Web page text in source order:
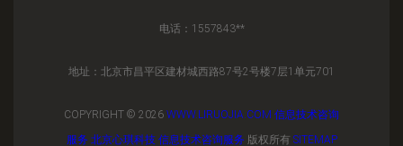
电话：1557843**
地址：北京市昌平区建材城西路87号2号楼7层1单元701
COPYRIGHT © 2026 WWW.LIRUOJIA.COM 信息技术咨询
服务 北京心琪科技 信息技术咨询服务 版权所有 SITEMAP